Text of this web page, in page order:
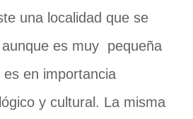
una localidad que se
es muy pequeña
en importancia
y cultural. La misma